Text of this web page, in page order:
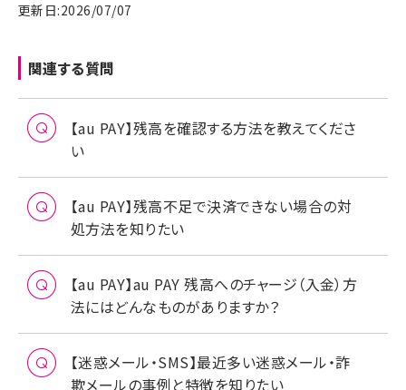
更新日:2026/07/07
関連する質問
【au PAY】残高を確認する方法を教えてくださ
い
【au PAY】残高不足で決済できない場合の対
処方法を知りたい
【au PAY】au PAY 残高へのチャージ（入金）方
法にはどんなものがありますか？
【迷惑メール・SMS】最近多い迷惑メール・詐
欺メールの事例と特徴を知りたい